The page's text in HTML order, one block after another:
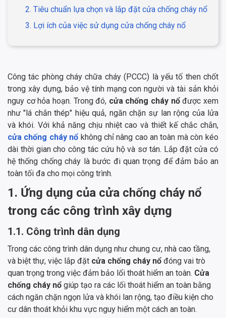
2. Tiêu chuẩn lựa chọn và lắp đặt cửa chống cháy nổ
3. Lợi ích của việc sử dụng cửa chống cháy nổ
Công tác phòng cháy chữa cháy (PCCC) là yếu tố then chốt
trong xây dựng, bảo vệ tính mạng con người và tài sản khỏi
nguy cơ hỏa hoạn. Trong đó, cửa chống cháy nổđược xem
như "lá chắn thép" hiệu quả, ngăn chặn sự lan rộng của lửa
và khói. Với khả năng chịu nhiệt cao và thiết kế chắc chắn,
cửa chống cháy nổ không chỉ nâng cao an toàn mà còn kéo
dài thời gian cho công tác cứu hộ và sơ tán. Lắp đặt cửa có
hệ thống chống cháy là bước đi quan trọng để đảm bảo an
toàn tối đa cho mọi công trình.
1. Ứng dụng của cửa chống cháy nổ
trong các công trình xây dựng
1.1. Công trình dân dụng
Trong các công trình dân dụng như chung cư, nhà cao tầng,
và biệt thự, việc lắp đặt cửa chống cháy nổ đóng vai trò
quan trọng trong việc đảm bảo lối thoát hiểm an toàn. Cửa
chống cháy nổ giúp tạo ra các lối thoát hiểm an toàn bằng
cách ngăn chặn ngọn lửa và khói lan rộng, tạo điều kiện cho
cư dân thoát khỏi khu vực nguy hiểm một cách an toàn.